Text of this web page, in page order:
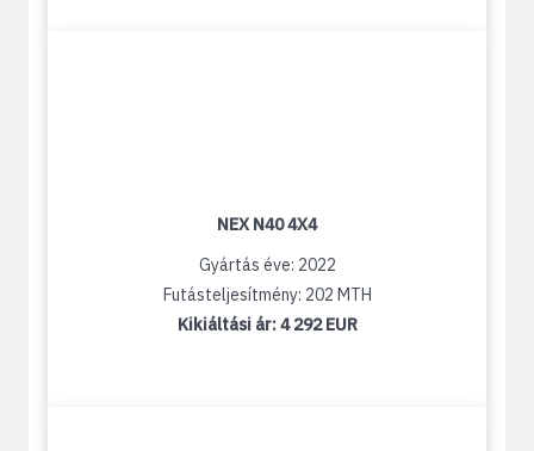
NEX N40 4X4
Gyártás éve: 2022
Futásteljesítmény: 202 MTH
Kikiáltási ár:4 292 EUR